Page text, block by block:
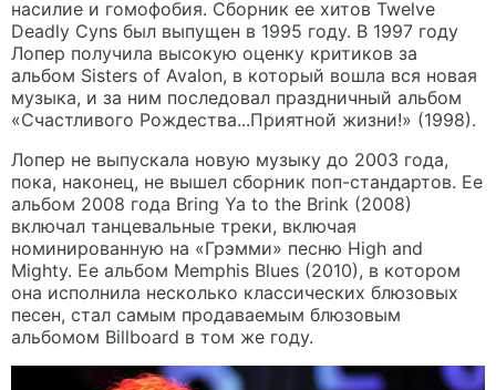
насилие и гомофобия. Сборник ее хитов Twelve
Deadly Cyns был выпущен в 1995 году. В 1997 году
Лопер получила высокую оценку критиков за
альбом Sisters of Avalon, в который вошла вся новая
музыка, и за ним последовал праздничный альбом
«Счастливого Рождества...Приятной жизни!» (1998).
Лопер не выпускала новую музыку до 2003 года,
пока, наконец, не вышел сборник поп-стандартов. Ее
альбом 2008 года Bring Ya to the Brink (2008)
включал танцевальные треки, включая
номинированную на «Грэмми» песню High and
Mighty. Ее альбом Memphis Blues (2010), в котором
она исполнила несколько классических блюзовых
песен, стал самым продаваемым блюзовым
альбомом Billboard в том же году.